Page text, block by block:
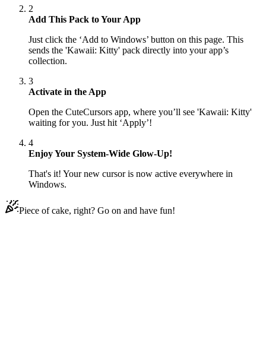
2
Add This Pack to Your App
Just click the ‘Add to Windows’ button on this page. This
sends the 'Kawaii: Kitty' pack directly into your app’s
collection.
3
Activate in the App
Open the CuteCursors app, where you’ll see 'Kawaii: Kitty'
waiting for you. Just hit ‘Apply’!
4
Enjoy Your System-Wide Glow-Up!
That's it! Your new cursor is now active everywhere in
Windows.
Piece of cake, right? Go on and have fun!